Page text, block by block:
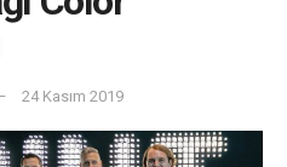
24 Kasım 2019